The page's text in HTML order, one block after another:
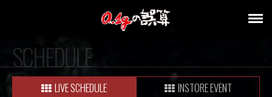
SCHEDULE
LIVE SCHEDULE INSTORE EVENT